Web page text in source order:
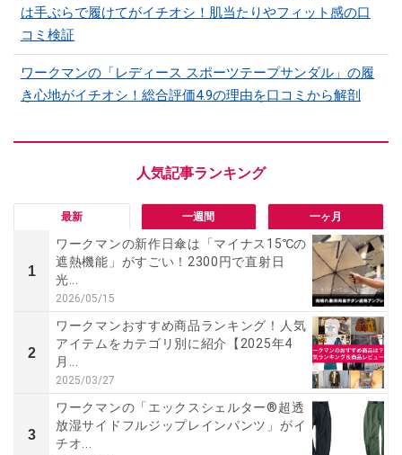
は手ぶらで履けてがイチオシ！肌当たりやフィット感の口
コミ検証
ワークマンの「レディース スポーツテープサンダル」の履
き心地がイチオシ！総合評価4.9の理由を口コミから解剖
最新 一週間 一ヶ月
1
ワークマンの新作日傘は「マイナス15℃の
遮熱機能」がすごい！2300円で直射日
光...
2026/05/15
2
ワークマンおすすめ商品ランキング！人気
アイテムをカテゴリ別に紹介【2025年4
月...
2025/03/27
3
ワークマンの「エックスシェルター®超透
放湿サイドフルジップレインパンツ」がイ
チオ...